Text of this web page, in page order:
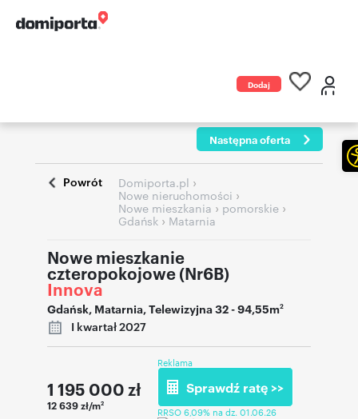
Dodaj
Następna oferta
Powrót Domiporta.pl ›
Nowe nieruchomości ›
Nowe mieszkania › pomorskie ›
Gdańsk › Matarnia
Nowe mieszkanie
czteropokojowe (Nr6B)
Innova
Gdańsk, Matarnia,Telewizyjna 32- 94,55m2
I kwartał 2027
1 195 000 zł
12 639 zł/m2
Reklama
Sprawdź ratę >>
RRSO 6,09% na dz. 01.06.26